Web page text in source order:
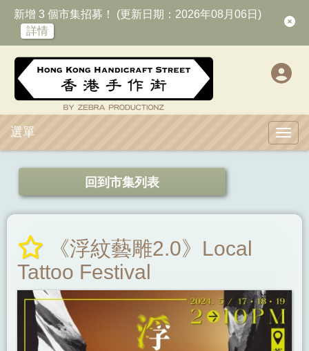
新增 3 個市集招募！ (更新日期：2026年08月06日)
詳情
選單
回到市集列表
《浮紋藝雕2.0》Local
Tattoo Festival